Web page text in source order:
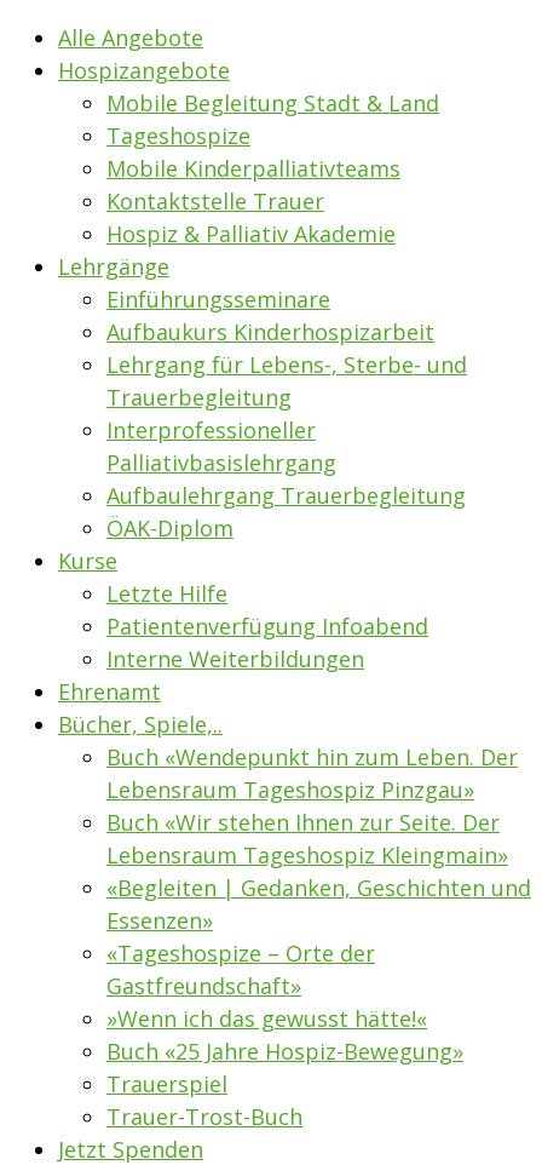
Alle Angebote
Hospizangebote
Mobile Begleitung Stadt & Land
Tageshospize
Mobile Kinderpalliativteams
Kontaktstelle Trauer
Hospiz & Palliativ Akademie
Lehrgänge
Einführungsseminare
Aufbaukurs Kinderhospizarbeit
Lehrgang für Lebens-, Sterbe- und
Trauerbegleitung
Interprofessioneller
Palliativbasislehrgang
Aufbaulehrgang Trauerbegleitung
ÖAK-Diplom
Kurse
Letzte Hilfe
Patientenverfügung Infoabend
Interne Weiterbildungen
Ehrenamt
Bücher, Spiele,..
Buch «Wendepunkt hin zum Leben. Der
Lebensraum Tageshospiz Pinzgau»
Buch «Wir stehen Ihnen zur Seite. Der
Lebensraum Tageshospiz Kleingmain»
«Begleiten | Gedanken, Geschichten und
Essenzen»
«Tageshospize – Orte der
Gastfreundschaft»
»Wenn ich das gewusst hätte!«
Buch «25 Jahre Hospiz-Bewegung»
Trauerspiel
Trauer-Trost-Buch
Jetzt Spenden